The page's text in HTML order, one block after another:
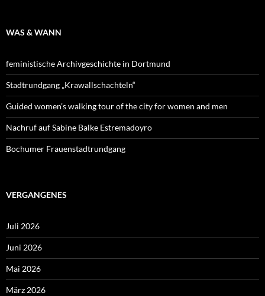
WAS & WANN
feministische Archivgeschichte in Dortmund
Stadtrundgang „Krawallschachteln“
Guided women’s walking tour of the city for women and men
Nachruf auf Sabine Balke Estremadoyro
Bochumer Frauenstadtrundgang
VERGANGENES
Juli 2026
Juni 2026
Mai 2026
März 2026